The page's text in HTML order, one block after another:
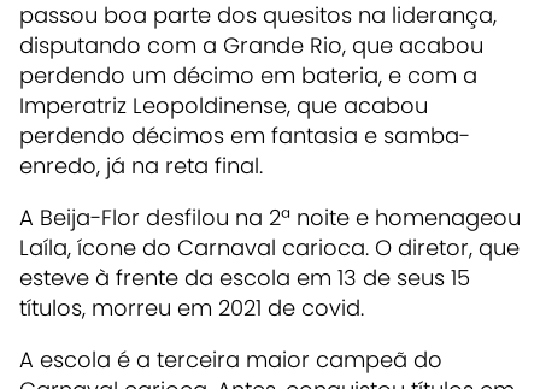
passou boa parte dos quesitos na liderança,
disputando com a Grande Rio, que acabou
perdendo um décimo em bateria, e com a
Imperatriz Leopoldinense, que acabou
perdendo décimos em fantasia e samba-
enredo, já na reta final.
A Beija-Flor desfilou na 2ª noite e homenageou
Laíla, ícone do Carnaval carioca. O diretor, que
esteve à frente da escola em 13 de seus 15
títulos, morreu em 2021 de covid.
A escola é a terceira maior campeã do